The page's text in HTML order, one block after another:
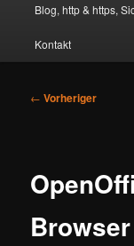
Blog, http & https,
Kontakt
Beitragsnavigation
← Vorheriger